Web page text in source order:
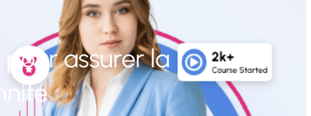
pour assurer la